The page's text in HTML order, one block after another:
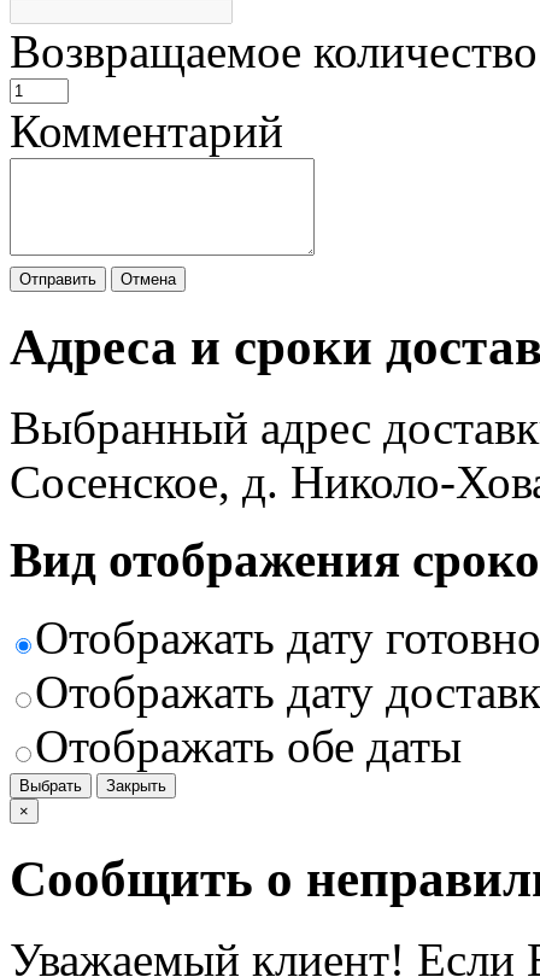
Возвращаемое количество
Комментарий
Отправить Отмена
Адреса и сроки
Выбранный адрес
Сосенское, д. Николо-
Вид отображения
Отображать дату
Отображать дату
Отображать обе даты
Выбрать
Закрыть
×
Сообщить о
Уважаемый клиент! Если